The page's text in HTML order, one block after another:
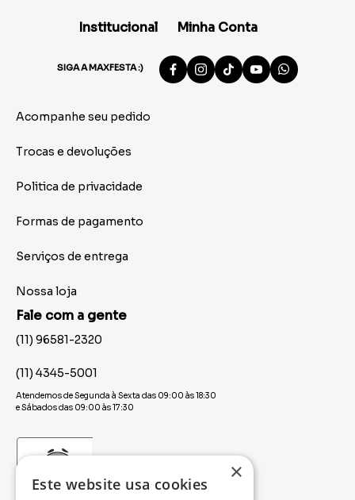
Institucional Minha Conta
SIGA A MAXFESTA :)
Acompanhe seu pedido
Trocas e devoluções
Politica de privacidade
Formas de pagamento
Serviços de entrega
Nossa loja
Fale com a gente
(11) 96581-2320
(11) 4345-5001
Atendemos de Segunda à Sexta das 09:00 às 18:30
e Sábados das 09:00 às 17:30
×
Este website usa cookies